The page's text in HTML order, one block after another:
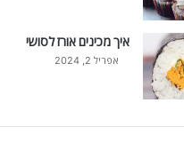
איך מכינים אורז לסושי
אפריל 2, 2024